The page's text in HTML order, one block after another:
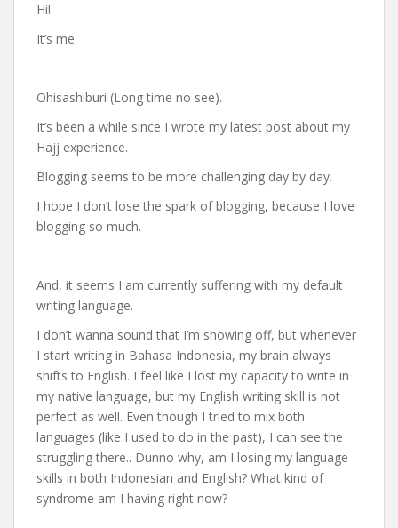
Hi!
It’s me
Ohisashiburi (Long time no see).
It’s been a while since I wrote my latest post about my
Hajj experience.
Blogging seems to be more challenging day by day.
I hope I don’t lose the spark of blogging, because I love
blogging so much.
And, it seems I am currently suffering with my default
writing language.
I don’t wanna sound that I’m showing off, but whenever
I start writing in Bahasa Indonesia, my brain always
shifts to English. I feel like I lost my capacity to write in
my native language, but my English writing skill is not
perfect as well. Even though I tried to mix both
languages (like I used to do in the past), I can see the
struggling there.. Dunno why, am I losing my language
skills in both Indonesian and English? What kind of
syndrome am I having right now?